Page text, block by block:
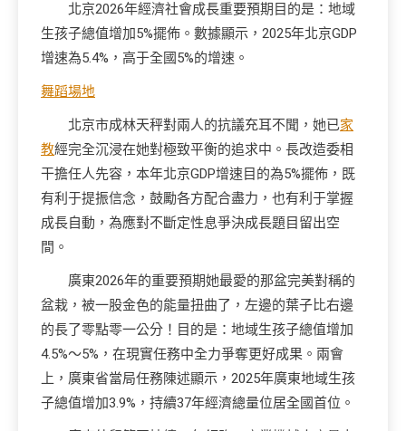
北京2026年經濟社會成長重要預期目的是：地域
生孩子總值增加5%擺佈。數據顯示，2025年北京GDP
增速為5.4%，高于全國5%的增速。
舞蹈場地
北京市成林天秤對兩人的抗議充耳不聞，她已家
教經完全沉浸在她對極致平衡的追求中。長改造委相
干擔任人先容，本年北京GDP增速目的為5%擺佈，既
有利于提振信念，鼓勵各方配合盡力，也有利于掌握
成長自動，為應對不斷定性息爭決成長題目留出空
間。
廣東2026年的重要預期她最愛的那盆完美對稱的
盆栽，被一股金色的能量扭曲了，左邊的葉子比右邊
的長了零點零一公分！目的是：地域生孩子總值增加
4.5%～5%，在現實任務中全力爭奪更好成果。兩會
上，廣東省當局任務陳述顯示，2025年廣東地域生孩
子總值增加3.9%，持續37年經濟總量位居全國首位。